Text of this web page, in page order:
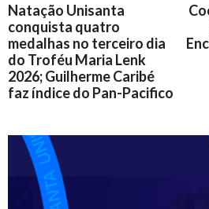
Natação Unisanta
conquista quatro
medalhas no terceiro dia
do Troféu Maria Lenk
2026; Guilherme Caribé
faz índice do Pan-Pacifico